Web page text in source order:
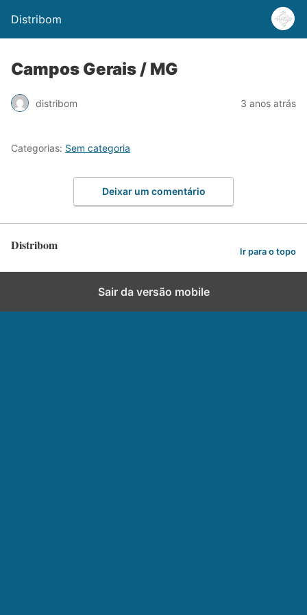
Distribom
Campos Gerais / MG
distribom 3 anos atrás
Categorias: Sem categoria
Deixar um comentário
Distribom Ir para o topo
Sair da versão mobile